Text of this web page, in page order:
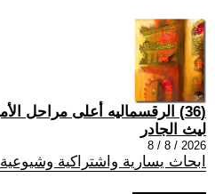
(36) الرقسماليه أعلى مراحل الأمبرياليه... ج١١
ليث الجادر
2026 / 8 / 8
ابحاث يسارية واشتراكية وشيوعية